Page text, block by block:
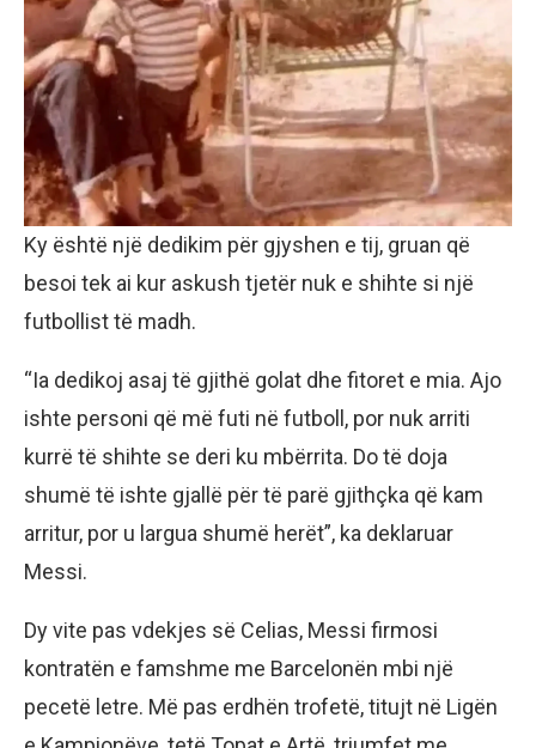
Ky është një dedikim për gjyshen e tij, gruan që
besoi tek ai kur askush tjetër nuk e shihte si një
futbollist të madh.
“Ia dedikoj asaj të gjithë golat dhe fitoret e mia. Ajo
ishte personi që më futi në futboll, por nuk arriti
kurrë të shihte se deri ku mbërrita. Do të doja
shumë të ishte gjallë për të parë gjithçka që kam
arritur, por u largua shumë herët”, ka deklaruar
Messi.
Dy vite pas vdekjes së Celias, Messi firmosi
kontratën e famshme me Barcelonën mbi një
pecetë letre. Më pas erdhën trofetë, titujt në Ligën